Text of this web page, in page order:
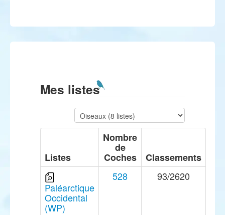
Mes listes
Listes
Nombre
de
Coches Classements
Paléarctique
Occidental
(WP)
528 93/2620